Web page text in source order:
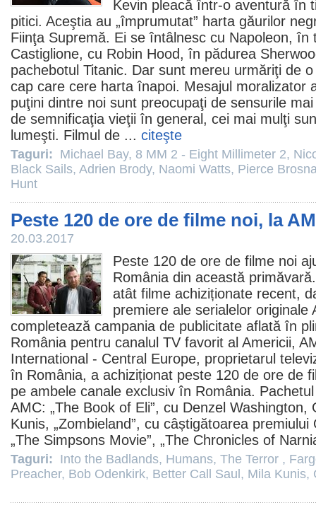
Kevin pleacă într-o aventură în
pitici. Aceştia au „împrumutat” harta găurilor
Fiinţa Supremă. Ei se întâlnesc cu Napoleon, în
Castiglione, cu Robin Hood, în pădurea
pachebotul Titanic. Dar sunt mereu urmăriţi de
cap care cere harta înapoi. Mesajul moralizator
puţini dintre noi sunt preocupaţi de sensurile
de semnificaţia vieţii în general, cei mai mulţi
lumeşti. Filmul de ... citeşte
Taguri: Michael Bay, 8 MM 2 - Eight Millimeter 2,
Black Sails, Adrien Brody, Naomi Watts, Pierce
Hunt
Peste 120 de ore de filme noi, la
20.03.2017
Peste 120 de ore de filme noi
România din această
atât filme achiziționate recent,
premiere ale serialelor originale
completează campania de publicitate aflată în
România pentru canalul TV favorit al Americii,
International - Central Europe, proprietarul
în România, a achiziționat peste 120 de ore de
pe ambele canale exclusiv în România.
AMC: „The Book of Eli”, cu Denzel Washington,
Kunis, „Zombieland”, cu câștigătoarea premiului
„The Simpsons Movie”, „The Chronicles of
Taguri: Into the Badlands, Humans, The Terror ,
Preacher, Bob Odenkirk, Better Call Saul , Mila Kunis,